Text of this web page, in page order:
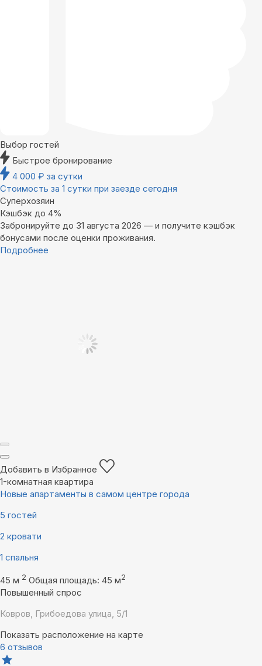
Выбор гостей
Быстрое бронирование
4 000 ₽ за сутки
Стоимость за 1 сутки при заезде сегодня
Суперхозяин
Кэшбэк до 4%
Забронируйте до 31 августа 2026 — и получите кэшбэк
бонусами после оценки проживания.
Подробнее
Добавить в Избранное
1-комнатная квартира
Новые апартаменты в самом центре города
5 гостей
2 кровати
1 спальня
45 м 2 Общая площадь: 45 м2
Повышенный спрос
Ковров, Грибоедова улица, 5/1
Показать расположение на карте
6 отзывов